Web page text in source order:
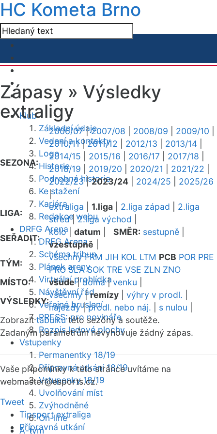
HC Kometa Brno
Klub
Základní údaje
Vedení a kontakty
Logo
Historie
Podrobná historie
Ke stažení
Kariéra
Redakce webu
DRFG Arena
DRFG Arena
Schéma tribun
Plánek areny
Virtuální prohlídka
Návštěvní řád
Veřejné bruslení
PRESS: pro novináře
Rozpis ledové plochy
Vstupenky
Permanentky 18/19
Přípravná utkání 18/19
Vstupenky 18/19
Uvolňování míst
Zvýhodněné
On-line
A-tým
Zápasy » Výsledky
extraligy
SEZONA:
2006/07|2007/08 2008/09 2009/10
2010/11|2011/12 2012/13 2013/14
2014/15
2015/16 2016/17 2017/18
2018/19
2019/20 2020/21 2021/22
2022/23|2023/24 2024/25
2025/26
|
LIGA:
extraliga 1.liga 2.liga západ
2.liga
střed|2.liga východ
SEŘADIT:
kolo| datum SMĚR: sestupně
vzestupně
TÝM:
všechny FRM JIH KOL LTM PCB POR PRE
PRO SLA SOK TRE VSE ZLN ZNO
MÍSTO:
všude|doma|venku
VÝSLEDKY:
všechny|remízy výhry v prodl.
nájezdy|prodl. nebo náj. s nulou
Zobrazittabulkutéto sezóny a soutěže.
Zadaným parametrům nevyhovuje žádný zápas.
Vaše připomínky k této stránce uvítáme na
webmaster@esports.cz.
Tweet
Tipsport extraliga
Přípravná utkání